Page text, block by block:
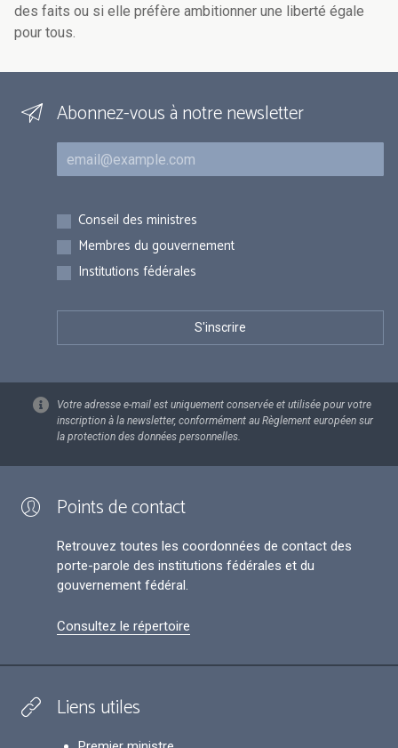
des faits ou si elle préfère ambitionner une liberté égale
pour tous.
Abonnez-vous à notre newsletter
Courriel
Inscriptions
Conseil des ministres
Membres du gouvernement
Institutions fédérales
Votre adresse e-mail est uniquement conservée et utilisée pour votre
inscription à la newsletter, conformément au Règlement européen sur
la protection des données personnelles.
Points de contact
Retrouvez toutes les coordonnées de contact des
porte-parole des institutions fédérales et du
gouvernement fédéral.
Consultez le répertoire
Liens utiles